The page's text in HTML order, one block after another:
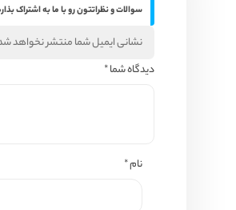
سوالات و نظراتتون رو با ما به اشتراک
نشانی ایمیل شما منتشر نخواهد
دیدگاه شما*
نام*